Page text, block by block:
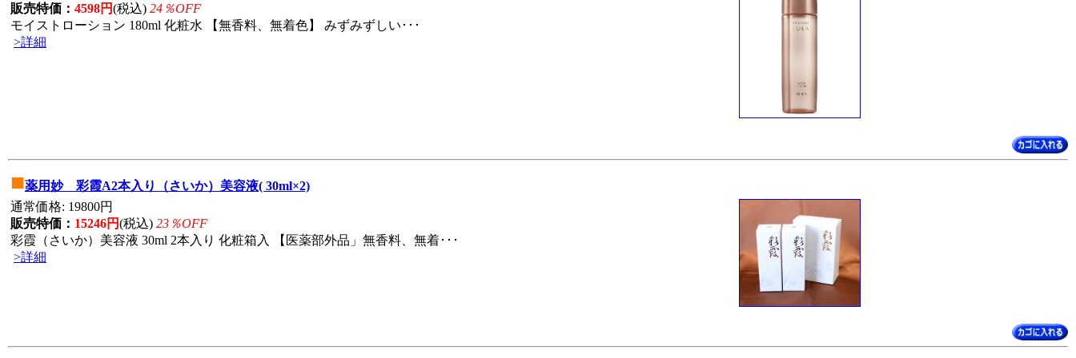
販売特価： 4598円(税込) 24％OFF
モイストローション 180ml 化粧水 【無香料、無着色】 みずみずしい･･･
>詳細
■薬用妙 彩霞A2本入り（さいか）美容液( 30ml×2)
通常価格: 19800円
販売特価： 15246円(税込) 23％OFF
彩霞（さいか）美容液 30ml 2本入り 化粧箱入 【医薬部外品」無香料、無着･･･
>詳細